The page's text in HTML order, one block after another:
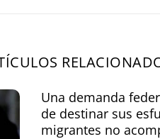
Una demanda
de destinar sus
migrantes no